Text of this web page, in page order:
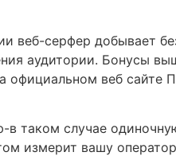
веб-серфер добывает
аудитории. Бонусы
веб сайте
таком случае
измерит вашу